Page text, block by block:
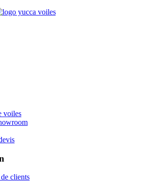
voiles
clients